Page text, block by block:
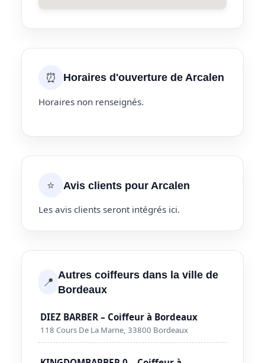
⏰ Horaires d'ouverture de Arcalen
Horaires non renseignés.
⭐ Avis clients pour Arcalen
Les avis clients seront intégrés ici.
📍 Autres coiffeurs dans la ville de
Bordeaux
DIEZ BARBER – Coiffeur à Bordeaux
118 Cours De La Marne, 33800 Bordeaux